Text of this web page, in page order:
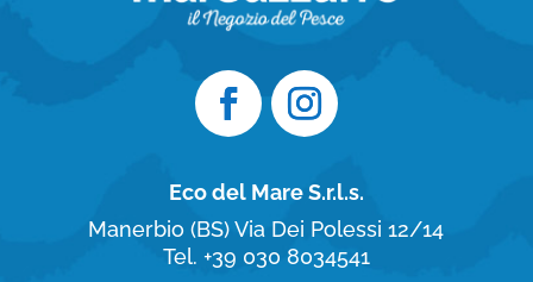
Eco del Mare S.r.l.s.
Manerbio (BS)Via Dei Polessi 12/14
Tel. +39 030 8034541